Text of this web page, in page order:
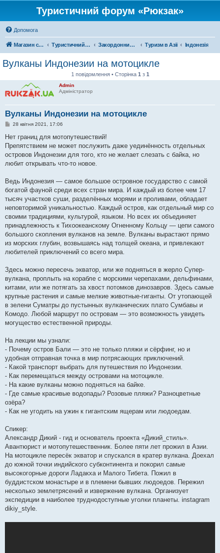
Туристичний форум «Рюкзак»
Допомога
Магазин спорядження Туристичний форум «Рюкзак» Закордонний туризм Туризм в Азії Індонезія
Вулканы Индонезии на мотоцикле
1 повідомлення • Сторінка 1 з 1
Admin
Адміністратор
Вулканы Индонезии на мотоцикле
П
в
д
о
л
н
я
28 квітня 2021, 17:06
Нет границ для мотопутешествий!
Препятствием не может послужить даже уединённость отдельных
островов Индонезии для того, кто не желает слезать с байка, но
любит открывать что-то новое.
Ведь Индонезия — самое большое островное государство с самой
богатой фауной среди всех стран мира. И каждый из более чем 17
тысяч участков суши, разделённых морями и проливами, обладает
неповторимой уникальностью. Каждый остров, как отдельный мир со
своими традициями, культурой, языком. Но всех их объединяет
принадлежность к Тихоокеанскому Огненному Кольцу — цепи самого
большого скопления вулканов на земле. Вулканы вырастают прямо
из морских глубин, возвышаясь над толщей океана, и привлекают
любителей приключений со всего мира.
Здесь можно пересечь экватор, или же подняться в жерло Супер-
вулкана, проплыть на корабле с морскими черепахами, дельфинами,
китами, или же потягать за хвост потомков динозавров. Здесь самые
крупные растения и самые мелкие животные-гиганты. От утопающей
в зелени Суматры до пустынных вулканических плато Сумбавы и
Комодо. Любой маршрут по островам — это возможность увидеть
могущество естественной природы.
На лекции мы узнали:
- Почему остров Бали — это не только пляжи и сёрфинг, но и
удобная отправная точка в мир потрясающих приключений.
- Какой транспорт выбрать для путешествия по Индонезии.
- Как перемещаться между островами на мотоцикле.
- На какие вулканы можно подняться на байке.
- Где самые красивые водопады? Розовые пляжи? Разноцветные
озёра?
- Как не угодить на ужин к гигантским ящерам или людоедам.
Спикер:
Александр Дикий - гид и основатель проекта «Дикий_стиль».
Авантюрист и мотопутешественник. Более пяти лет прожил в Азии.
На мотоцикле пересёк экватор и спускался в кратер вулкана. Доехал
до южной точки индийского субконтинента и покорил самые
высокогорные дороги Ладакха и Малого Тибета. Пожил в
буддистском монастыре и в племени бывших людоедов. Пережил
несколько землетрясений и извержение вулкана. Организует
экспедиции в наиболее труднодоступные уголки планеты. instagram
dikiy_style.